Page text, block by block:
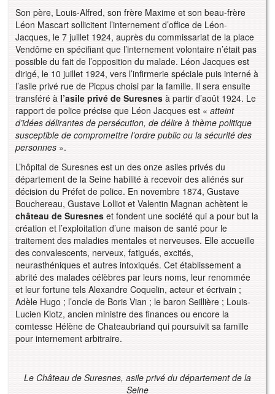
Son père, Louis-Alfred, son frère Maxime et son beau-frère
Léon Mascart sollicitent l’internement d’office de Léon-
Jacques, le 7 juillet 1924, auprès du commissariat de la place
Vendôme en spécifiant que l’internement volontaire n’était pas
possible du fait de l’opposition du malade. Léon Jacques est
dirigé, le 10 juillet 1924, vers l’infirmerie spéciale puis interné à
l’asile privé rue de Picpus choisi par la famille. Il sera ensuite
transféré à l’asile privé de Suresnes à partir d’août 1924. Le
rapport de police précise que Léon Jacques est « atteint
d’idées délirantes de persécution, de délire à thème politique
susceptible de compromettre l’ordre public ou la sécurité des
personnes ».
L’hôpital de Suresnes est un des onze asiles privés du
département de la Seine habilité à recevoir des aliénés sur
décision du Préfet de police. En novembre 1874, Gustave
Bouchereau, Gustave Lolliot et Valentin Magnan achètent le
château de Suresnes et fondent une société qui a pour but la
création et l’exploitation d’une maison de santé pour le
traitement des maladies mentales et nerveuses. Elle accueille
des convalescents, nerveux, fatigués, excités,
neurasthéniques et autres intoxiqués. Cet établissement a
abrité des malades célèbres par leurs noms, leur renommée
et leur fortune tels Alexandre Coquelin, acteur et écrivain ;
Adèle Hugo ; l’oncle de Boris Vian ; le baron Seillière ; Louis-
Lucien Klotz, ancien ministre des finances ou encore la
comtesse Hélène de Chateaubriand qui poursuivit sa famille
pour internement arbitraire.
Le Château de Suresnes, asile privé du département de la
Seine